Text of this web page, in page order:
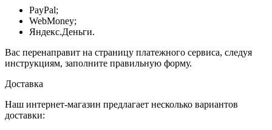
PayPal;
WebMoney;
Яндекс.Деньги.
Вас перенаправит на страницу платежного сервиса, следуя
инструкциям, заполните правильную форму.
Доставка
Наш интернет-магазин предлагает несколько вариантов
доставки: